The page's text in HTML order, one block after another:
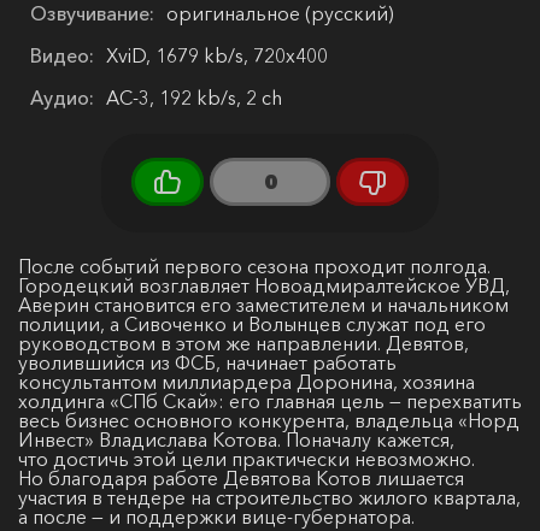
Озвучивание: оригинальное (русский)
Видео: XviD, 1679 kb/s, 720x400
Аудио: AC-3, 192 kb/s, 2 ch
0
После событий первого сезона проходит полгода.
Городецкий возглавляет Новоадмиралтейское УВД,
Аверин становится его заместителем и начальником
полиции, а Сивоченко и Волынцев служат под его
руководством в этом же направлении. Девятов,
уволившийся из ФСБ, начинает работать
консультантом миллиардера Доронина, хозяина
холдинга «СПб Скай»: его главная цель — перехватить
весь бизнес основного конкурента, владельца «Норд
Инвест» Владислава Котова. Поначалу кажется,
что достичь этой цели практически невозможно.
Но благодаря работе Девятова Котов лишается
участия в тендере на строительство жилого квартала,
а после — и поддержки вице-губернатора.